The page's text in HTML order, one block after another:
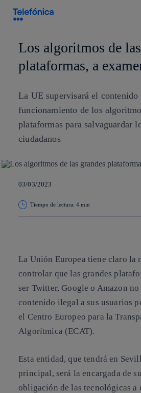
La
Los algoritmos de
plataformas, a
La UE supervisará el contenido
funcionamiento de los
plataformas para salvaguardar
ciudadanos
03/03/2023
Tiempo de lectura: 4 min
La Unión Europea tiene claro la
controlar que las grandes
ser Twitter, Google o Amazon no
contenido ilegal a sus usuarios
el Centro Europeo para la
Algorítmica (ECAT).
Esta entidad, que tendrá en
principal, será la encargada de
obligación de las tecnológicas a